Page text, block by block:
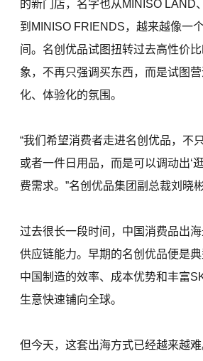
的新门店，名字也从MINISO LAND
到MINISO FRIENDS，越来越像一
间。名创优品试图扭转过去高性价
象，不再只强调买东西，而是试图
化、体验化的氛围。
“我们希望消费者走进名创优品，不
或者一件日用品，而是可以调动出‘
费需求。”名创优品集团副总裁刘晓彬
过去很长一段时间，中国消费品出
供应链能力。早期的名创优品便是
中国制造的效率、成本优势和丰富
生意快速铺向全球。
但今天，这套出海方式已经越来越